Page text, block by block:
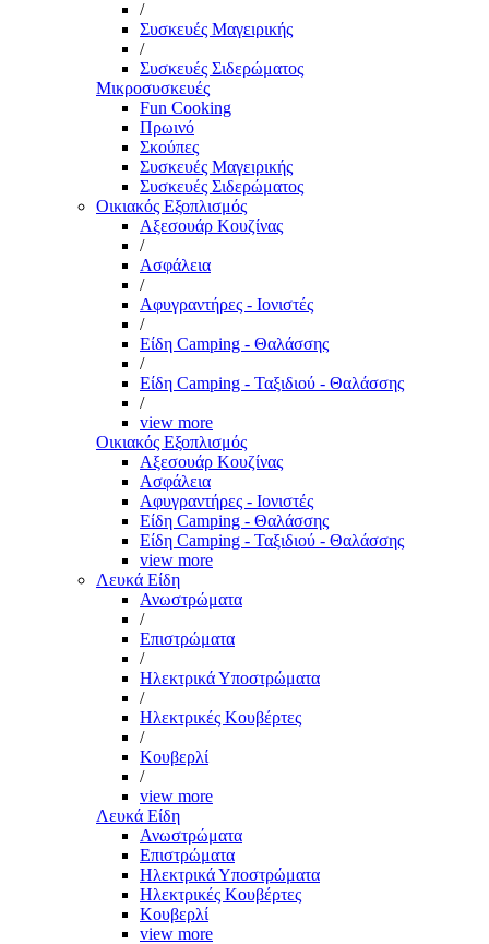
/
Συσκευές Μαγειρικής
/
Συσκευές Σιδερώματος
Μικροσυσκευές
Fun Cooking
Πρωινό
Σκούπες
Συσκευές Μαγειρικής
Συσκευές Σιδερώματος
Οικιακός Εξοπλισμός
Αξεσουάρ Κουζίνας
/
Ασφάλεια
/
Αφυγραντήρες - Ιονιστές
/
Είδη Camping - Θαλάσσης
/
Είδη Camping - Ταξιδιού - Θαλάσσης
/
view more
Οικιακός Εξοπλισμός
Αξεσουάρ Κουζίνας
Ασφάλεια
Αφυγραντήρες - Ιονιστές
Είδη Camping - Θαλάσσης
Είδη Camping - Ταξιδιού - Θαλάσσης
view more
Λευκά Είδη
Ανωστρώματα
/
Επιστρώματα
/
Ηλεκτρικά Υποστρώματα
/
Ηλεκτρικές Κουβέρτες
/
Κουβερλί
/
view more
Λευκά Είδη
Ανωστρώματα
Επιστρώματα
Ηλεκτρικά Υποστρώματα
Ηλεκτρικές Κουβέρτες
Κουβερλί
view more